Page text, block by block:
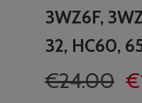
3WZ6F,
32, HC60,
€24.00 Il€